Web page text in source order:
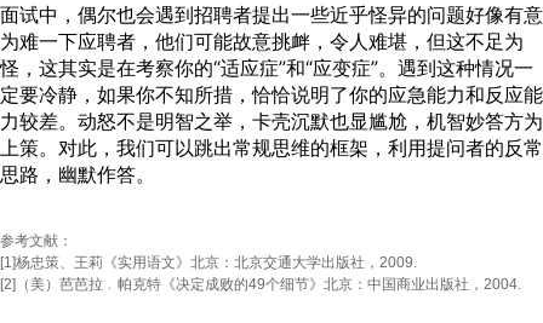
面试中，偶尔也会遇到招聘者提出一些近乎怪异的问题好像有意
为难一下应聘者，他们可能故意挑衅，令人难堪，但这不足为
怪，这其实是在考察你的“适应症”和“应变症”。遇到这种情况一
定要冷静，如果你不知所措，恰恰说明了你的应急能力和反应能
力较差。动怒不是明智之举，卡壳沉默也显尴尬，机智妙答方为
上策。对此，我们可以跳出常规思维的框架，利用提问者的反常
思路，幽默作答。
参考文献：
[1]杨忠策、王莉《实用语文》北京：北京交通大学出版社，2009.
[2]（美）芭芭拉﹒帕克特《决定成败的49个细节》北京：中国商业出版社，2004.